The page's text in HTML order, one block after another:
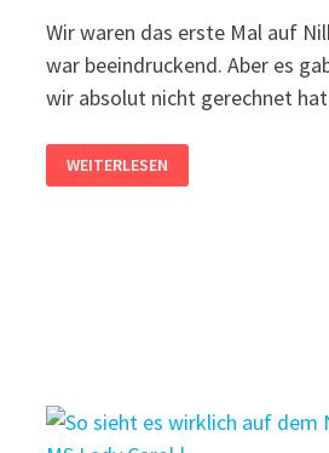
Wir waren das erste Mal auf
war beeindruckend. Aber es
wir absolut nicht gerechnet
NEUE
FOLGE
WEITERLESEN